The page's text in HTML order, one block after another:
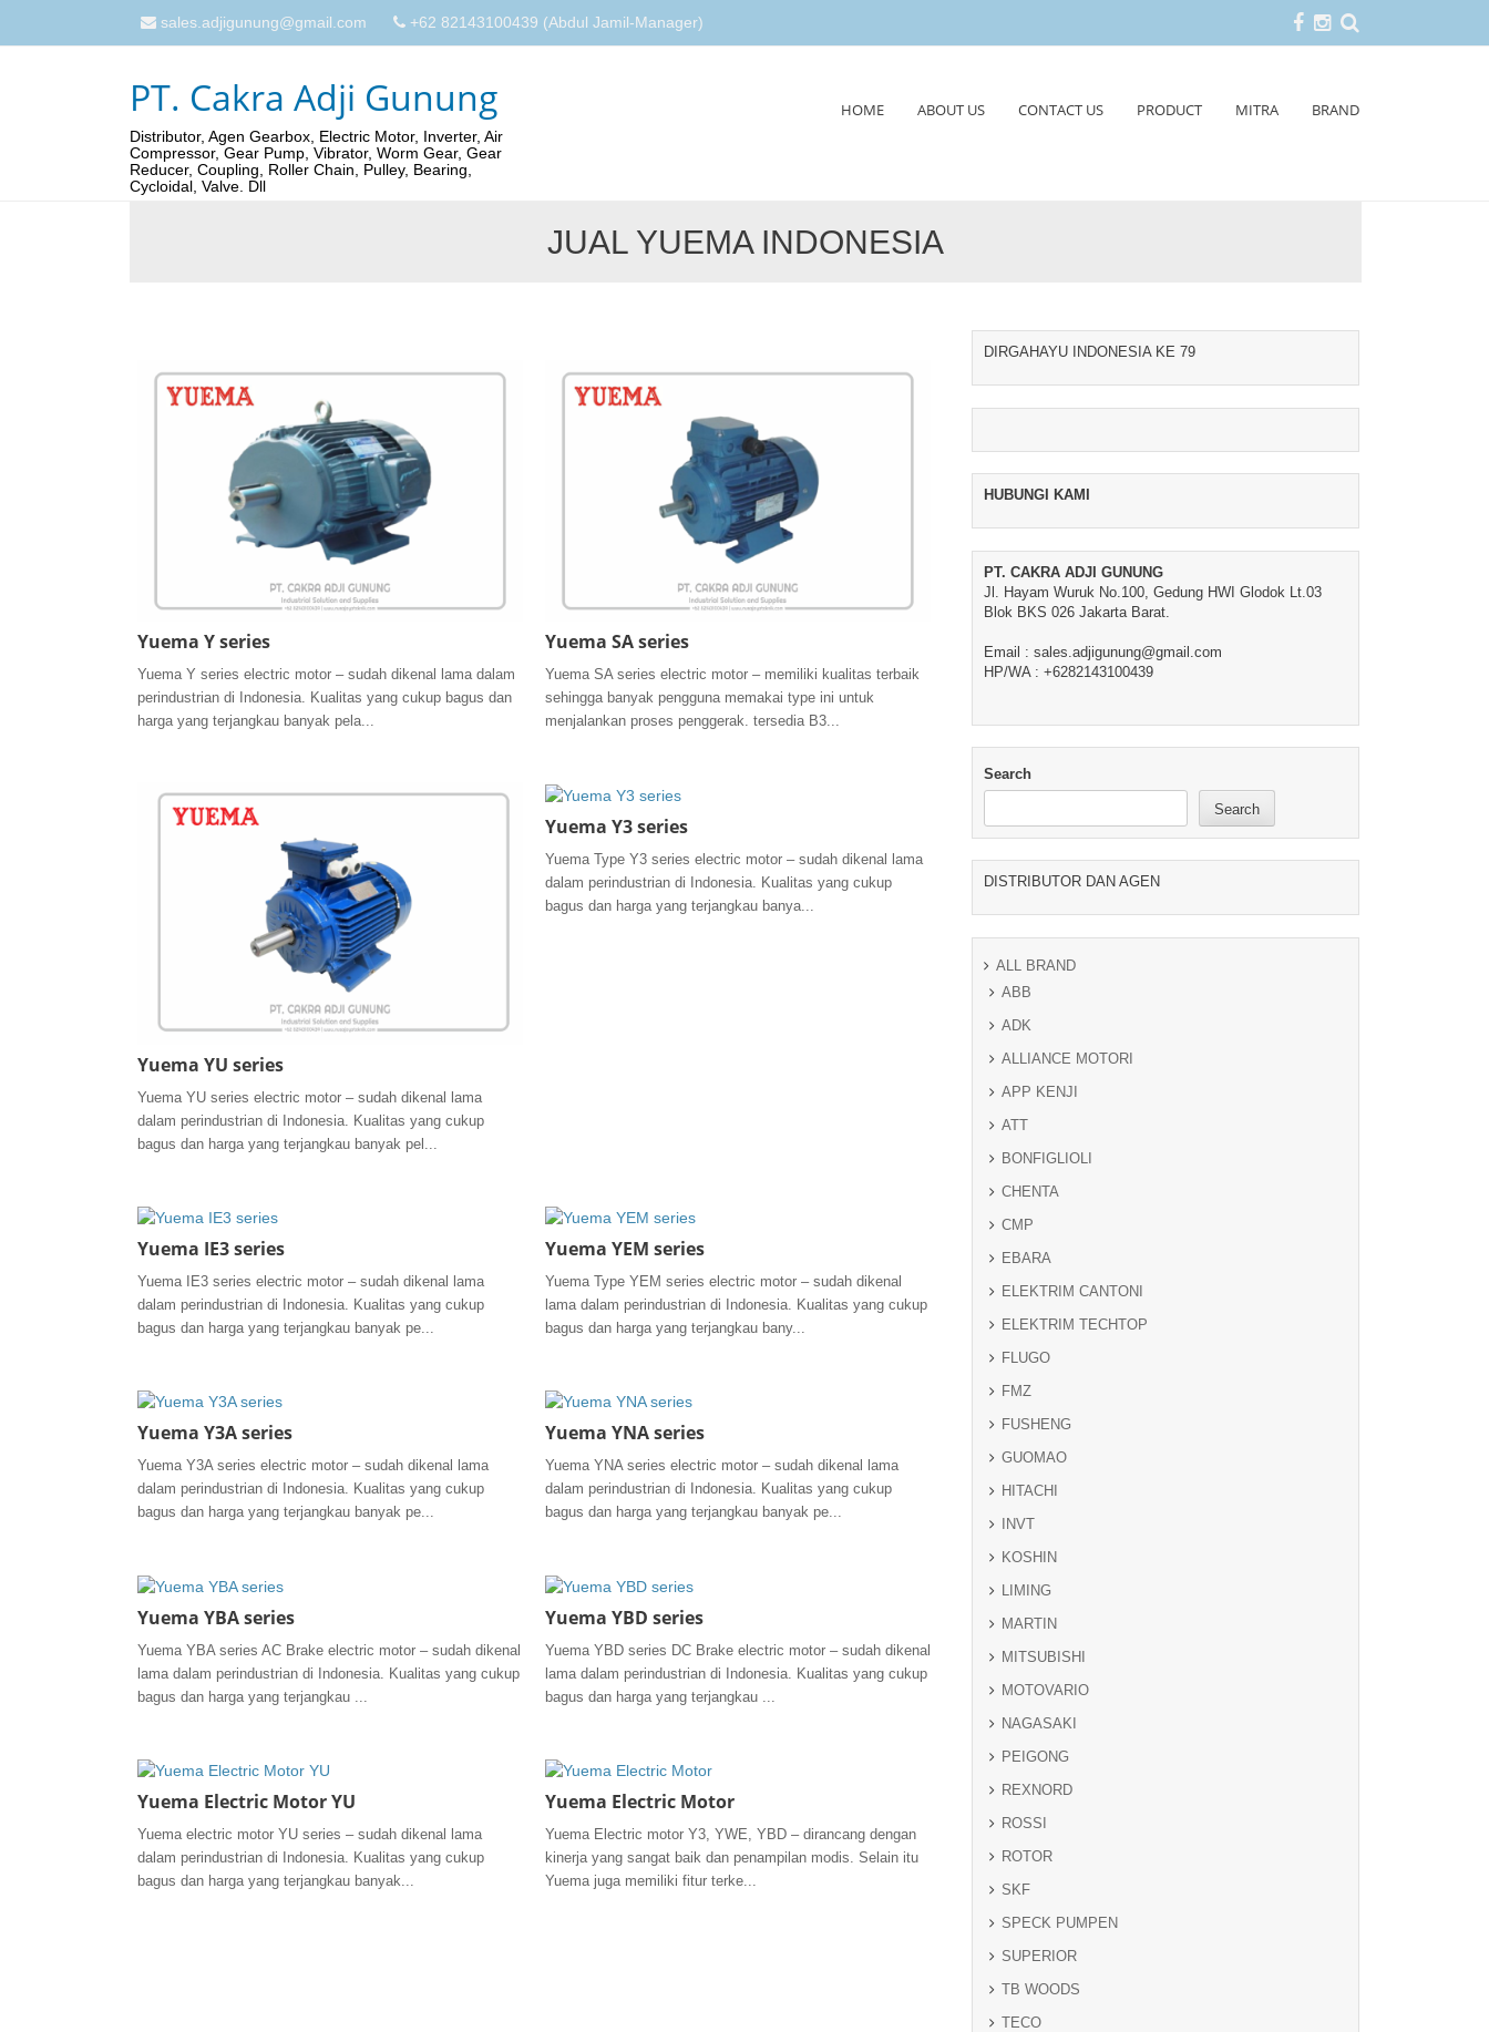
sales.adjigunung@gmail.com +62 82143100439 (Abdul Jamil-Manager)
PT. Cakra Adji Gunung
Distributor, Agen Gearbox, Electric Motor, Inverter, Air
Compressor, Gear Pump, Vibrator, Worm Gear, Gear
Reducer, Coupling, Roller Chain, Pulley, Bearing,
Cycloidal, Valve. Dll
HOME ABOUT US CONTACT US PRODUCT MITRA BRAND
JUAL YUEMA INDONESIA
Yuema Y series
Yuema Y series electric motor – sudah dikenal lama dalam
perindustrian di Indonesia. Kualitas yang cukup bagus dan
harga yang terjangkau banyak pela...
Yuema SA series
Yuema SA series electric motor – memiliki kualitas terbaik
sehingga banyak pengguna memakai type ini untuk
menjalankan proses penggerak. tersedia B3...
Yuema YU series
Yuema YU series electric motor – sudah dikenal lama
dalam perindustrian di Indonesia. Kualitas yang cukup
bagus dan harga yang terjangkau banyak pel...
Yuema Y3 series
Yuema Type Y3 series electric motor – sudah dikenal lama
dalam perindustrian di Indonesia. Kualitas yang cukup
bagus dan harga yang terjangkau banya...
Yuema IE3 series
Yuema IE3 series electric motor – sudah dikenal lama
dalam perindustrian di Indonesia. Kualitas yang cukup
bagus dan harga yang terjangkau banyak pe...
Yuema YEM series
Yuema Type YEM series electric motor – sudah dikenal
lama dalam perindustrian di Indonesia. Kualitas yang cukup
bagus dan harga yang terjangkau bany...
Yuema Y3A series
Yuema Y3A series electric motor – sudah dikenal lama
dalam perindustrian di Indonesia. Kualitas yang cukup
bagus dan harga yang terjangkau banyak pe...
Yuema YNA series
Yuema YNA series electric motor – sudah dikenal lama
dalam perindustrian di Indonesia. Kualitas yang cukup
bagus dan harga yang terjangkau banyak pe...
Yuema YBA series
Yuema YBA series AC Brake electric motor – sudah dikenal
lama dalam perindustrian di Indonesia. Kualitas yang cukup
bagus dan harga yang terjangkau ...
Yuema YBD series
Yuema YBD series DC Brake electric motor – sudah dikenal
lama dalam perindustrian di Indonesia. Kualitas yang cukup
bagus dan harga yang terjangkau ...
Yuema Electric Motor YU
Yuema electric motor YU series – sudah dikenal lama
dalam perindustrian di Indonesia. Kualitas yang cukup
bagus dan harga yang terjangkau banyak...
Yuema Electric Motor
Yuema Electric motor Y3, YWE, YBD – dirancang dengan
kinerja yang sangat baik dan penampilan modis. Selain itu
Yuema juga memiliki fitur terke...
DIRGAHAYU INDONESIA KE 79
HUBUNGI KAMI
PT. CAKRA ADJI GUNUNG
Jl. Hayam Wuruk No.100, Gedung HWI Glodok Lt.03
Blok BKS 026 Jakarta Barat.
Email : sales.adjigunung@gmail.com
HP/WA : +6282143100439
Search
Search
DISTRIBUTOR DAN AGEN
ALL BRAND
ABB
ADK
ALLIANCE MOTORI
APP KENJI
ATT
BONFIGLIOLI
CHENTA
CMP
EBARA
ELEKTRIM CANTONI
ELEKTRIM TECHTOP
FLUGO
FMZ
FUSHENG
GUOMAO
HITACHI
INVT
KOSHIN
LIMING
MARTIN
MITSUBISHI
MOTOVARIO
NAGASAKI
PEIGONG
REXNORD
ROSSI
ROTOR
SKF
SPECK PUMPEN
SUPERIOR
TB WOODS
TECO